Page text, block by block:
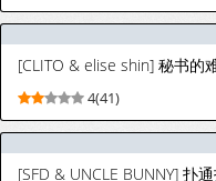
4(41)